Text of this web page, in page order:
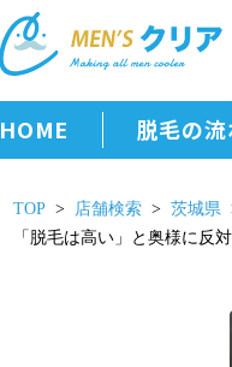
HOME 脱毛の
TOP 店舗検索 茨城県
「脱毛は高い」と奥様に反